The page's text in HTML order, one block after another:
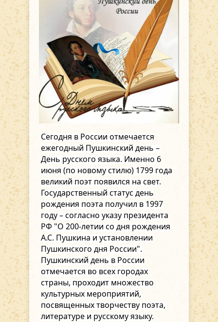
Сегодня в России отмечается
ежегодный Пушкинский день –
День русского языка. Именно 6
июня (по новому стилю) 1799 года
великий поэт появился на свет.
Государственный статус день
рождения поэта получил в 1997
году – согласно указу президента
РФ "О 200-летии со дня рождения
А.С. Пушкина и установлении
Пушкинского дня России".
Пушкинский день в России
отмечается во всех городах
страны, проходит множество
культурных мероприятий,
посвященных творчеству поэта,
литературе и русскому языку.